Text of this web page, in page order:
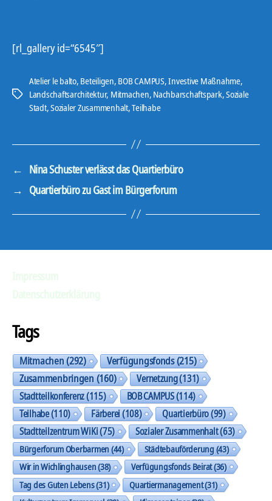
[rl_gallery id=“6545″]
Schlagwörter
Atelier le balto, Beteiligen, BOB CAMPUS,Investive Maßnahme,
Landschaftsarchitektur, Mitmachen, Nachbarschaftspark,Soziale
Stadt,Sozialer Zusammenhalt,Teilhabe
← Nina Schuster verlässt das Quartierbüro
→ Quartierbüro zu Gast im Bürgerforum
Tags
Mitmachen(292) Verfügungsfonds(215)
Zusammenbringen(160) Vernetzung(131)
Stadtteilkonferenz(115) BOB CAMPUS(114)
Teilhabe(110) Färberei(108) Quartierbüro(99)
Stadtteilzentrum WiKi(75) Sozialer Zusammenhalt(63)
Bürgerforum Oberbarmen(44) Städtebauförderung(43)
Wir in Wichlinghausen(38) Verfügungsfonds Beirat(36)
Tag des Guten Lebens(31) Quartiermanagement(31)